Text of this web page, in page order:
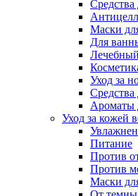
Средства
Маски
Для
Лечебный
Уход за
Ароматы
Уход за кожей
Питание
Против
Против
Маски